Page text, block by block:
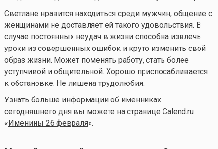
Светлане нравится находиться среди мужчин, общение с
женщинами не доставляет ей такого удовольствия. В
случае постоянных неудач в жизни способна извлечь
уроки из совершенных ошибок и круто изменить свой
образ жизни. Может поменять работу, стать более
уступчивой и общительной. Хорошо приспосабливается
к обстановке. Не лишена трудолюбия.
Узнать больше информации об именниках
сегодняшнего дня вы можете на странице Calend.ru
«Именины 26 февраля».